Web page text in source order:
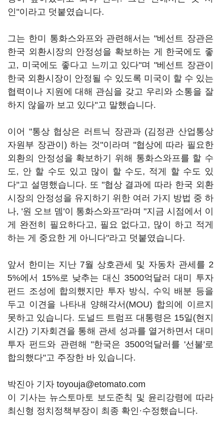
인"이라고 덧붙였습니다.
그는 한미 통화스와프와 관련해서는 "베선트 장관은
한국 외환시장의 안정성을 확보하는 게 한국에도 좋
고, 미국에도 좋다고 느끼고 있다"며 "베선트 장관이
한국 외환시장이 안정될 수 있도록 미국이 할 수 있는
협력이나 지원에 대해 관심을 갖고 우리와 소통을 잘
하지 않을까 보고 있다"고 말했습니다.
이어 "통상 협상은 러트닉 장관과 (김정관 산업통상
자원부 장관이) 하는 것"이라며 "협상에 따라 필요한
외환의 안정성을 확보하기 위해 통화스와프를 할 수
도, 안 할 수도 있고 많이 할 수도, 적게 할 수도 있
다"고 설명했습니다. 또 "협상 결과에 따라 한국 외환
시장의 안정성을 유지하기 위한 여러 가지 방법 중 하
나, '원 오브 뎀'이 통화스와프"라며 "지금 시점에서 이
게 완전히 필요하다고, 필요 없다고, 많이 하고 적게
하는 게 중요한 게 아니다"라고 덧붙였습니다.
앞서 한미는 지난 7월 상호관세 및 자동차 관세를 2
5%에서 15%로 낮추는 대신 3500억달러 대미 투자
펀드 조성에 합의했지만 투자 방식, 수익 배분 등을
두고 이견을 나타내 양해각서(MOU) 합의에 이르지
못하고 있습니다. 도널드 트럼프 대통령은 15일(현지
시간) 기자회견을 통해 관세 성과를 열거하면서 대미
투자 펀드와 관련해 "한국은 3500억달러를 '선불'로
합의했다"고 주장한 바 있습니다.
박진아 기자 toyouja@etomato.com
이 기사는 뉴스토마토 보도준칙 및 윤리강령에 따라
최신형 정치정책부장이 최종 확인·수정했습니다.